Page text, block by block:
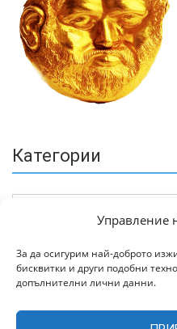
Управление
За да осигурим най-доброто
бисквитки и други подобни
допълнителни лични данни.
Категории
Архив